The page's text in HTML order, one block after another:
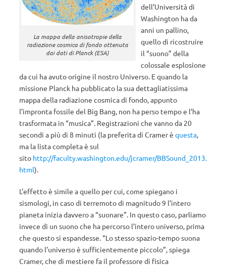
La mappa della anisotropie della
radiazione cosmica di fondo ottenuta
dai dati di Planck (ESA)
dell’Università di
Washington ha da
anni un pallino,
quello di ricostruire
il “suono” della
colossale esplosione
da cui ha avuto origine il nostro Universo. E quando la
missione Planck ha pubblicato la sua dettagliatissima
mappa della radiazione cosmica di fondo, appunto
l’impronta fossile del Big Bang, non ha perso tempo e l’ha
trasformata in “musica”. Registrazioni che vanno da 20
secondi a più di 8 minuti (la preferita di Cramer è questa,
ma la lista completa è sul
sito http://faculty.washington.edu/jcramer/BBSound_2013.
html).
L’effetto è simile a quello per cui, come spiegano i
sismologi, in caso di terremoto di magnitudo 9 l’intero
pianeta inizia davvero a “suonare”. In questo caso, parliamo
invece di un suono che ha percorso l’intero universo, prima
che questo si espandesse. “Lo stesso spazio-tempo suona
quando l’universo è sufficientemente piccolo”, spiega
Cramer, che di mestiere fa il professore di fisica